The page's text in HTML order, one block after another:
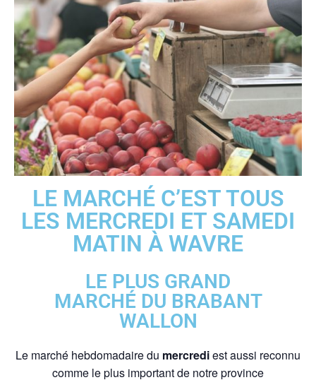
LE MARCHÉ C’EST TOUS
LES MERCREDI ET SAMEDI
MATIN À WAVRE
LE PLUS GRAND
MARCHÉ DU BRABANT
WALLON
Le marché hebdomadaire du mercrediest aussi reconnu
comme le plus important de notre province